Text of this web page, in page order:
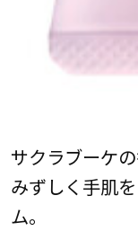
サクラブーケ
みずしく手肌
ム。